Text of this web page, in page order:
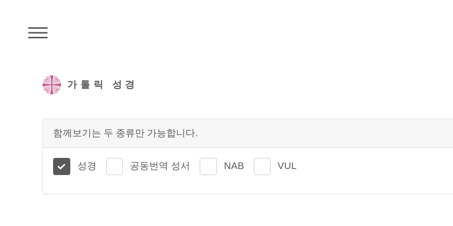
가톨릭 성경
함께보기는 두 종류만 가능합니다.
성경 공동번역 성서 NAB VUL